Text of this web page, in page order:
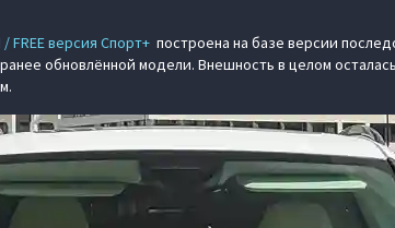
FREE версия Спорт+ построена на базе версии
обновлённой модели. Внешность в целом